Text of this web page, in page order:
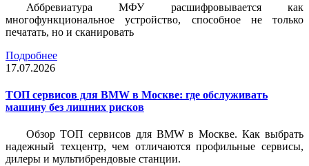
Аббревиатура МФУ расшифровывается как
многофункциональное устройство, способное не только
печатать, но и сканировать
Подробнее
17.07.2026
ТОП сервисов для BMW в Москве: где обслуживать
машину без лишних рисков
Обзор ТОП сервисов для BMW в Москве. Как выбрать
надежный техцентр, чем отличаются профильные сервисы,
дилеры и мультибрендовые станции.